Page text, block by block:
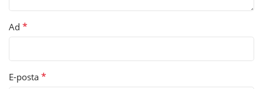
Ad *
E-posta *